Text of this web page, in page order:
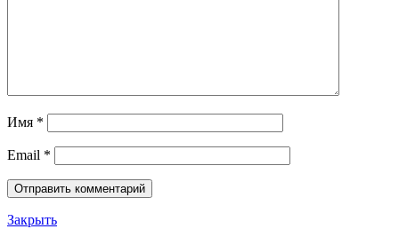
Имя *
Email *
Закрыть